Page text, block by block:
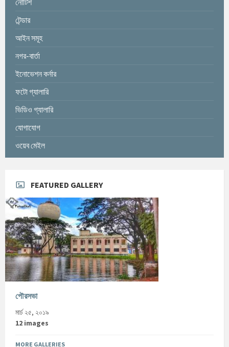
নোটিশ
টেন্ডার
আইন সমূহ
নগর-বার্তা
ইনোভেশন কর্নার
ফটো গ্যালারি
ভিডিও গ্যালারি
যোগাযোগ
ওয়েব মেইল
FEATURED GALLERY
পৌরসভা
মার্চ ২৫, ২০১৯
12 images
MORE GALLERIES